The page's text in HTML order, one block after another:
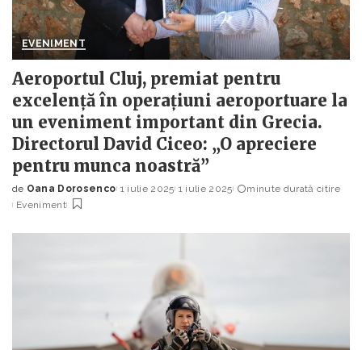
EVENIMENT
Aeroportul Cluj, premiat pentru
excelență în operațiuni aeroportuare la
un eveniment important din Grecia.
Directorul David Ciceo: „O apreciere
pentru munca noastră”
Posted
by
de Oana Dorosenco 1 iulie 2025 1 iulie 2025
minute durată citire
Eveniment